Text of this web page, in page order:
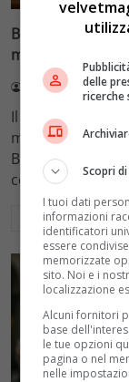
Blasi vs Totti: il
mantenimento a
Redazione VelvetMAG
Il Tribunale di
mantenimento
Blasi,
conduttrice.
Leggi di più
delle
ricerche
Scopri
I tuoi dati
informazioni
identificatori
essere
memorizzate
sito. Noi e i
localizzazione
Alcuni fornitori
base
le tue opzioni
pagina o nel
nelle